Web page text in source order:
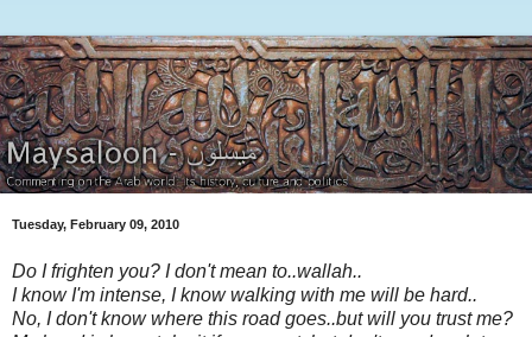
Tuesday, February 09, 2010
Do I frighten you? I don't mean to..wallah..
I know I'm intense, I know walking with me will be hard..
No, I don't know where this road goes..but will you trust me?